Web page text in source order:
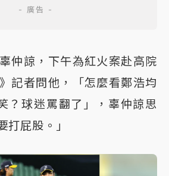
仲諒，下午為紅火案赴高院
記者問他，「怎麼看鄭浩均
？球迷罵翻了」，辜仲諒思
打屁股。」